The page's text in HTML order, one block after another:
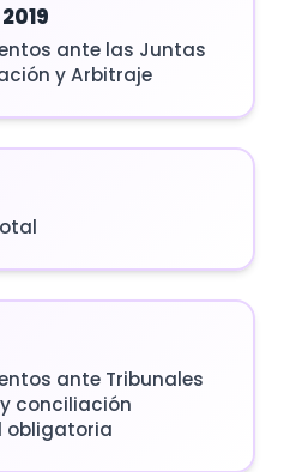
ante las Juntas
y Arbitraje
ante Tribunales
conciliación
obligatoria